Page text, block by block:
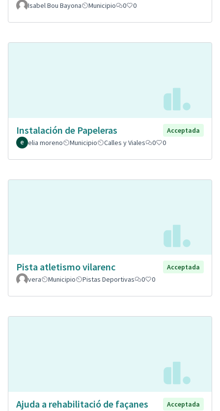
Isabel Bou Bayona
Municipio 0 0
Instalación de Papeleras
Acceptada
elia moreno
Municipio Calles y Viales 0 0
Pista atletismo vilarenc
Acceptada
vera
Municipio Pistas Deportivas 0 0
Ajuda a rehabilitació de façanes
Acceptada